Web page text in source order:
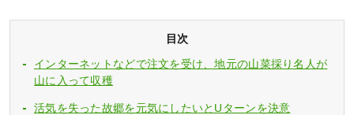
目次
インターネットなどで注文を受け、地元の山菜採り名人が
山に入って収穫
活気を失った故郷を元気にしたいとUターンを決意